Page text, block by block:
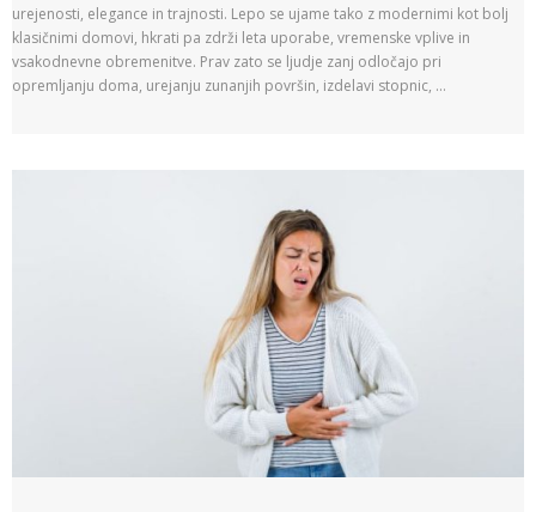
urejenosti, elegance in trajnosti. Lepo se ujame tako z modernimi kot bolj
klasičnimi domovi, hkrati pa zdrži leta uporabe, vremenske vplive in
vsakodnevne obremenitve. Prav zato se ljudje zanj odločajo pri
opremljanju doma, urejanju zunanjih površin, izdelavi stopnic, …